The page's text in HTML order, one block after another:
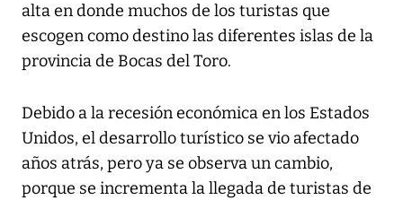
alta en donde muchos de los turistas que
escogen como destino las diferentes islas de la
provincia de Bocas del Toro.
Debido a la recesión económica en los Estados
Unidos, el desarrollo turístico se vio afectado
años atrás, pero ya se observa un cambio,
porque se incrementa la llegada de turistas de